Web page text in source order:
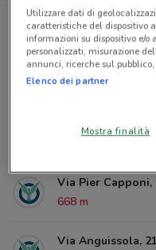
Negozi Cattolica a
Via Pier
668 m
Via Anguissola,
Utilizzare dati di
caratteristiche del dispositivo
informazioni su dispositivo e/
personalizzati, misurazione
annunci, ricerche sul
Elenco dei partner
Mostra finalità